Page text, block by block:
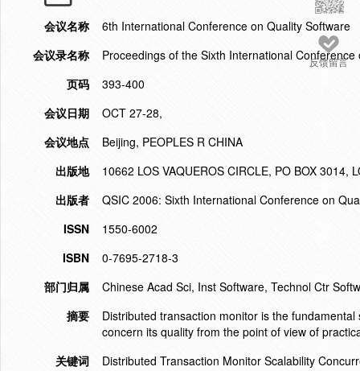
反馈留言
会议名称
6th International Conference on Quality Software
会议录名称
Proceedings of the Sixth International
页码
393-400
会议日期
OCT 27-28,
会议地点
Beijing, PEOPLES R CHINA
出版地
10662 LOS VAQUEROS CIRCLE, PO BOX 3014,
出版者
QSIC 2006: Sixth International Conference on
ISSN
1550-6002
ISBN
0-7695-2718-3
部门归属
Chinese Acad Sci, Inst Software, Technol Ctr
摘要
Distributed transaction monitor is the
concern its quality from the point of view of
关键词
Distributed Transaction Monitor Scalability